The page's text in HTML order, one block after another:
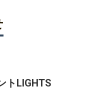
トLIGHTS